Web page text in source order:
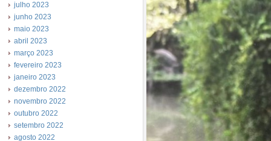
julho 2023
junho 2023
maio 2023
abril 2023
março 2023
fevereiro 2023
janeiro 2023
dezembro 2022
novembro 2022
outubro 2022
setembro 2022
agosto 2022